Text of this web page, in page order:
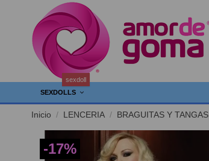
SEXDOLLS
sexdoll
Inicio LENCERIA BRAGUITAS Y TANGAS
-17%